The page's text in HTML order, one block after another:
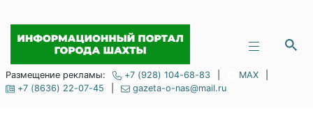
Размещение рекламы: +7 (928) 104-68-83 MAX
+7 (8636) 22-07-45
gazeta-o-nas@mail.ru